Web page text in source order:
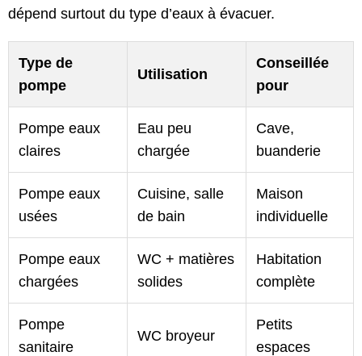
dépend surtout du type d’eaux à évacuer.
Type de
pompe
Utilisation
Conseillée
pour
Pompe eaux
claires
Eau peu
chargée
Cave,
buanderie
Pompe eaux
usées
Cuisine, salle
de bain
Maison
individuelle
Pompe eaux
chargées
WC + matières
solides
Habitation
complète
Pompe
sanitaire
WC broyeur
Petits
espaces